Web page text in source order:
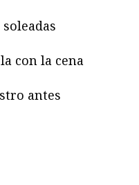
con la cena
antes